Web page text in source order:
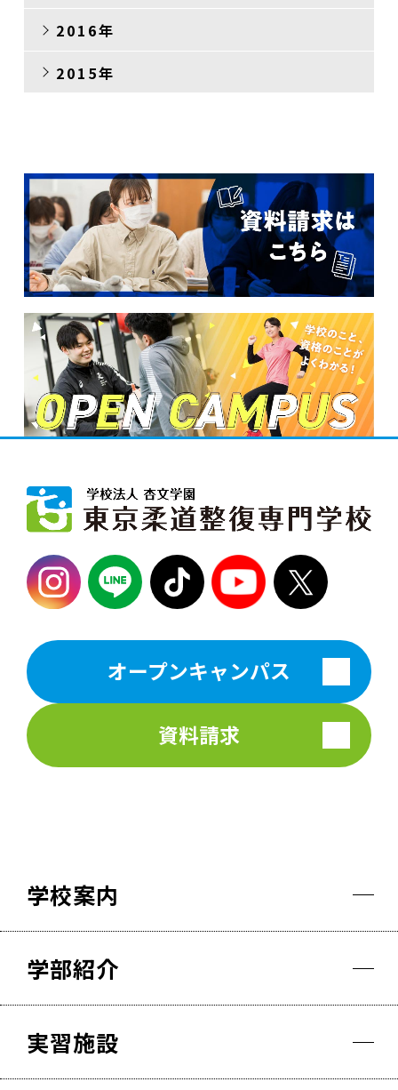
2016年
2015年
オープンキャンパス
資料請求
学校案内
学部紹介
実習施設